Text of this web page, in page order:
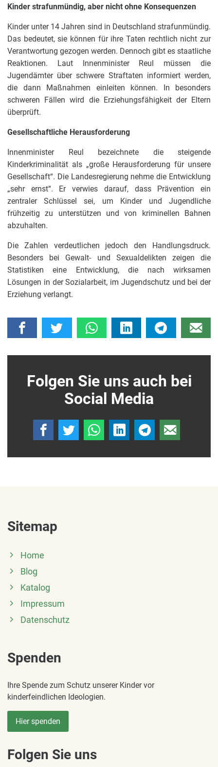
Kinder strafunmündig, aber nicht ohne Konsequenzen
Kinder unter 14 Jahren sind in Deutschland strafunmündig.
Das bedeutet, sie können für ihre Taten rechtlich nicht zur
Verantwortung gezogen werden. Dennoch gibt es staatliche
Reaktionen. Laut Innenminister Reul müssen die
Jugendämter über schwere Straftaten informiert werden,
die dann Maßnahmen einleiten können. In besonders
schweren Fällen wird die Erziehungsfähigkeit der Eltern
überprüft.
Gesellschaftliche Herausforderung
Innenminister Reul bezeichnete die steigende
Kinderkriminalität als „große Herausforderung für unsere
Gesellschaft“. Die Landesregierung nehme die Entwicklung
„sehr ernst“. Er verwies darauf, dass Prävention ein
zentraler Schlüssel sei, um Kinder und Jugendliche
frühzeitig zu unterstützen und von kriminellen Bahnen
abzuhalten.
Die Zahlen verdeutlichen jedoch den Handlungsdruck.
Besonders bei Gewalt- und Sexualdelikten zeigen die
Statistiken eine Entwicklung, die nach wirksamen
Lösungen in der Sozialarbeit, im Jugendschutz und bei der
Erziehung verlangt.
Folgen Sie uns auch bei
Social Media
Sitemap
Home
Blog
Katalog
Impressum
Datenschutz
Spenden
Ihre Spende zum Schutz unserer Kinder vor
kinderfeindlichen Ideologien.
Hier spenden
Folgen Sie uns